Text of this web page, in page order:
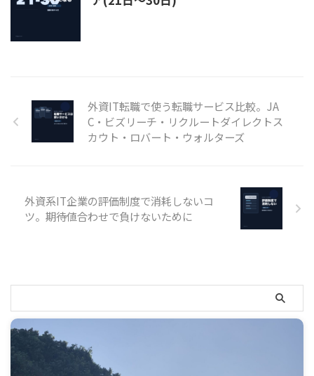
外資IT転職で使う転職サービス比較。JA
C・ビズリーチ・リクルートダイレクトス
カウト・ロバート・ウォルターズ
外資系IT企業の評価制度で消耗しないコ
ツ。期待値合わせで負けないために